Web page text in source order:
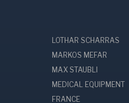
LOTHAR SCHARRAS
MARKOS MEFAR
MAX STAUBLI
MEDICAL EQUIPMENT
FRANCE